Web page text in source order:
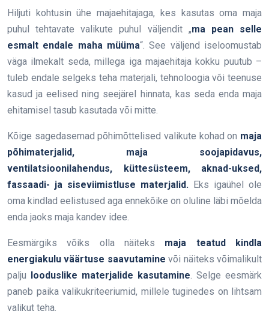
Hiljuti kohtusin ühe majaehitajaga, kes kasutas oma maja
puhul tehtavate valikute puhul väljendit „ma pean selle
esmalt endale maha müüma“. See väljend iseloomustab
väga ilmekalt seda, millega iga majaehitaja kokku puutub –
tuleb endale selgeks teha materjali, tehnoloogia või teenuse
kasud ja eelised ning seejärel hinnata, kas seda enda maja
ehitamisel tasub kasutada või mitte.
Kõige sagedasemad põhimõttelised valikute kohad on maja
põhimaterjalid, maja soojapidavus,
ventilatsioonilahendus, küttesüsteem, aknad-uksed,
fassaadi- ja siseviimistluse materjalid. Eks igaühel ole
oma kindlad eelistused aga ennekõike on oluline läbi mõelda
enda jaoks maja kandev idee.
Eesmärgiks võiks olla näiteks maja teatud kindla
energiakulu väärtuse saavutamine või näiteks võimalikult
palju
looduslike materjalide kasutamine. Selge eesmärk
paneb paika valikukriteeriumid, millele tuginedes on lihtsam
valikut teha.